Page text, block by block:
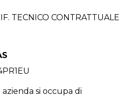
TECNICO CONTRATTUALE
CLASSE I, RIF. TECNICO
si occupa di